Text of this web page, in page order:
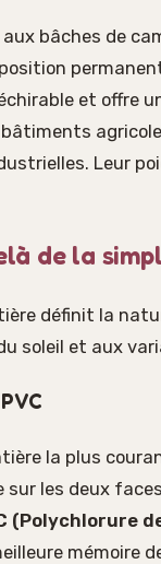
bâches de
et offre
Leur
de la
définit la
soleil et aux
la plus
les deux
(Polychlorure
mémoire